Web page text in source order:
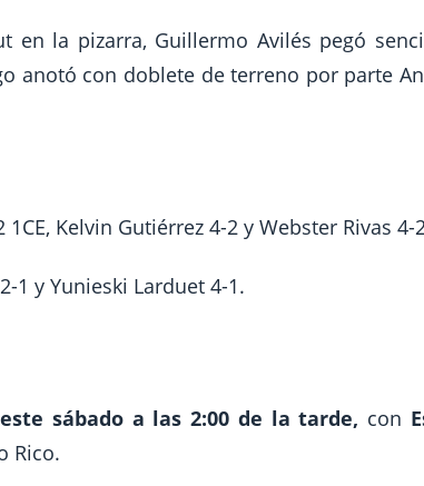
en la pizarra, Guillermo Avilés pegó
anotó con doblete de terreno por parte
Kelvin Gutiérrez 4-2 y Webster Rivas 4-
1 y Yunieski Larduet 4-1.
este sábado a las 2:00 de la tarde, con
Rico.